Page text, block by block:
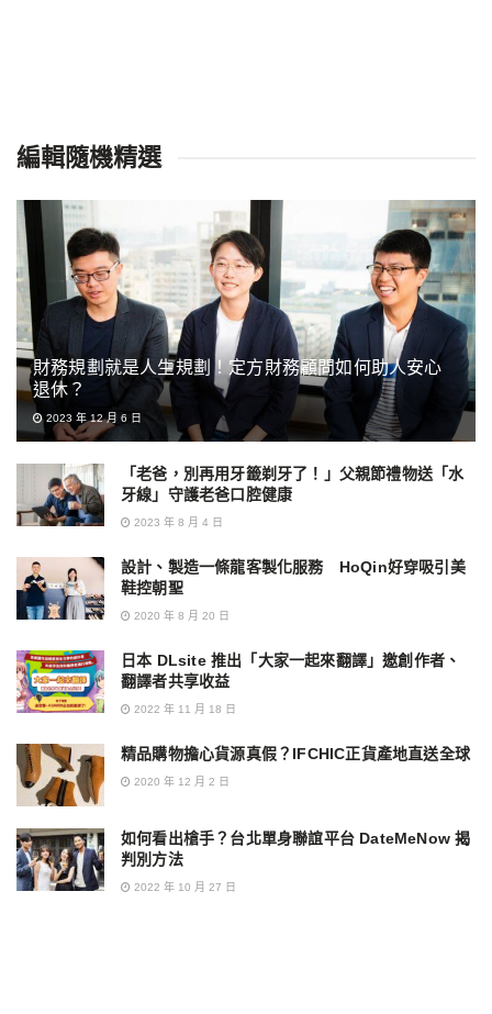
編輯隨機精選
財務規劃就是人生規劃！定方財務顧問如何助人安心
退休？
2023 年 12 月 6 日
「老爸，別再用牙籤剃牙了！」父親節禮物送「水
牙線」守護老爸口腔健康
2023 年 8 月 4 日
設計、製造一條龍客製化服務 HoQin好穿吸引美
鞋控朝聖
2020 年 8 月 20 日
日本 DLsite 推出「大家一起來翻譯」邀創作者、
翻譯者共享收益
2022 年 11 月 18 日
精品購物擔心貨源真假？IFCHIC正貨產地直送全球
2020 年 12 月 2 日
如何看出槍手？台北單身聯誼平台 DateMeNow 揭
判別方法
2022 年 10 月 27 日